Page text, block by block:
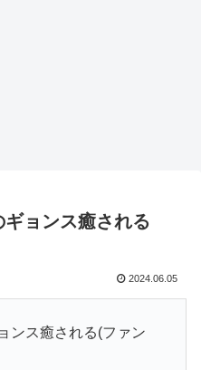
ョンス癒される
2024.06.05
ンス癒される(ファン